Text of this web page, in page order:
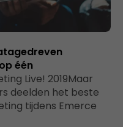
één
Live! 2019Maar
deelden het beste
tijdens Emerce